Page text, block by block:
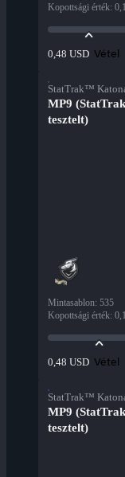
Kopottsági érték:
0,48 USD Vétel
StatTrak™
MP9
tesztelt)
Mintasablon: 535
Kopottsági érték:
0,48 USD Vétel
StatTrak™
MP9
tesztelt)